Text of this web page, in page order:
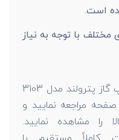
است.
مختلف با توجه به نیاز
جهت خرید و اطلاع از قیمت پمپ گاز پترولند مدل 3103
مراجعه نمایید و
را مشاهده نمایید.